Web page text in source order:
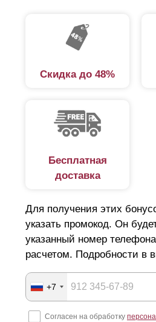
Скидка до 48%
Бесплатная
доставка
Для получения этих
указать промокод. Он
указанный номер
расчетом. Подробности в
+7
Согласен на обработку